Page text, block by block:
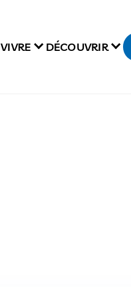
VIVRE DÉCOUVRIR